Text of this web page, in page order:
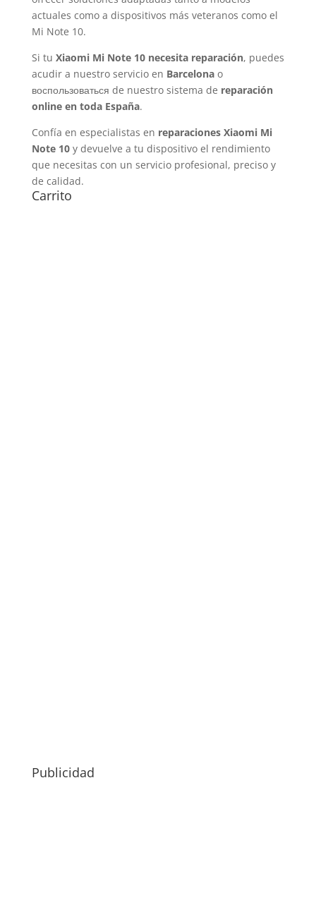
actuales como a dispositivos más veteranos como el
Mi Note 10.
Si tu Xiaomi Mi Note 10 necesita reparación, puedes
acudir a nuestro servicio en Barcelonao
воспользоваться de nuestro sistema de reparación
online en toda España.
Confía en especialistas en reparaciones Xiaomi Mi
Note 10y devuelve a tu dispositivo el rendimiento
que necesitas con un servicio profesional, preciso y
de calidad.
Carrito
Publicidad